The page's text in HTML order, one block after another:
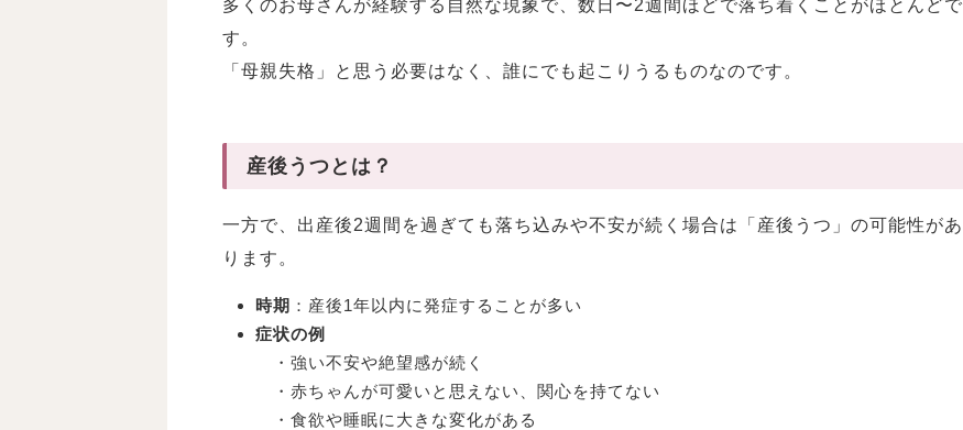
多くのお母さんが経験する自然な現象で、数日〜2週間ほどで落ち着くことがほとんどで
す。
「母親失格」と思う必要はなく、誰にでも起こりうるものなのです。
産後うつとは？
一方で、出産後2週間を過ぎても落ち込みや不安が続く場合は「産後うつ」の可能性があ
ります。
時期 ：産後1年以内に発症することが多い
症状の例
・強い不安や絶望感が続く
・赤ちゃんが可愛いと思えない、関心を持てない
・食欲や睡眠に大きな変化がある